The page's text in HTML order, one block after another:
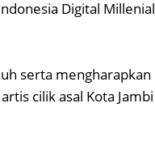
Digital Millenial
serta mengharapkan
cilik asal Kota Jambi